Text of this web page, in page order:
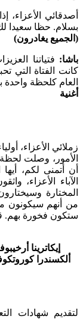
أصدقائي الأعزاء،
بسلام. حظا سعيدا
(الجميع يغادرون)
باشا: فتياتنا
كانت الفتاة التي
العام كلحظة واحدة
أغنية
زملائي الأعزاء،
الأمور، وصلت
أن أتمنى لكم، أيها
الآباء الأعزاء،
المختارة
من أنهم سيكونون
ستكون فخورة بهم.
إيكاترينا
ألكسندرا
لتقديم شهادات